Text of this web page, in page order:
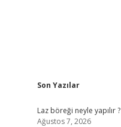
Sidebar
Son Yazılar
Laz böreği neyle yapılır ?
Ağustos 7, 2026
vdcasino güncel giriş